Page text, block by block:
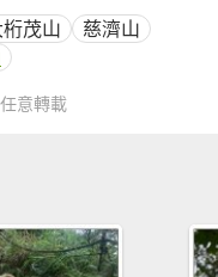
茂山
慈濟山
意轉載